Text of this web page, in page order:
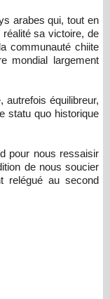
arabes qui, tout en
réalité sa victoire, de
communauté chiite
mondial largement
autrefois équilibreur,
statu quo historique
pour nous ressaisir
de nous soucier
relégué au second